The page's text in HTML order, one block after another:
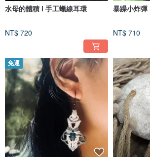
水母的體積 l 手工蠟線耳環
NT$ 720
暴躁小炸
NT$ 710
免運